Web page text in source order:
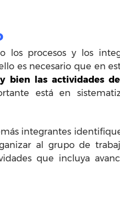
los procesos y los
es necesario que en
bien las actividades
está en
integrantes
al grupo de
que incluya